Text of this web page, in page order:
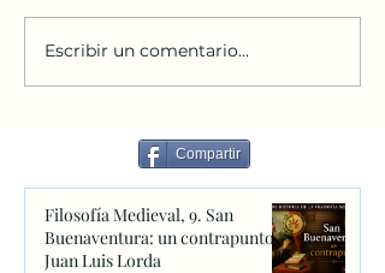
O ÓRGANO DO TEMPLO
DA PARROQUIA DE SAN
FRANCISCANOS).
PATRIMONIO
ORGANÍSTICO NA
CIDADE DA CORUÑA.
Escribir un comentario...
Compartir
Filosofía Medieval, 9. San
Buenaventura: un contrapunto.
Juan Luis Lorda